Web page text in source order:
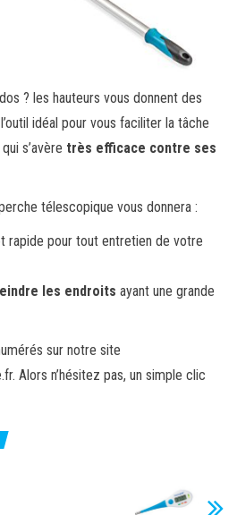
? les hauteurs vous donnent des
idéal pour vous faciliter la tâche
s’avère très efficace contre ses
télescopique vous donnera :
rapide pour tout entretien de votre
les endroits ayant une grande
sur notre site
Alors n’hésitez pas, un simple clic